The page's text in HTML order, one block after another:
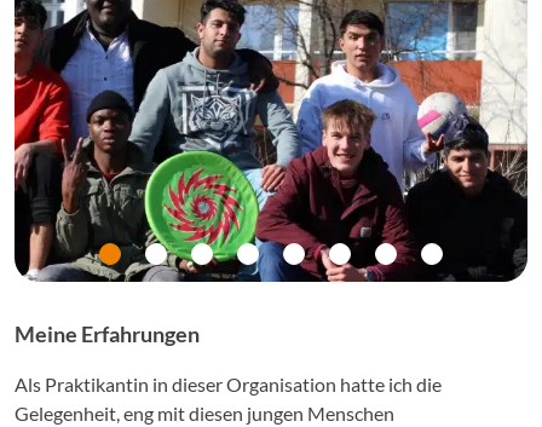
Meine Erfahrungen
Als Praktikantin in dieser Organisation hatte ich die
Gelegenheit, eng mit diesen jungen Menschen